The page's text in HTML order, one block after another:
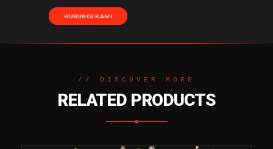
HUBUNGI KAMI
// DISCOVER MORE
RELATED PRODUCTS